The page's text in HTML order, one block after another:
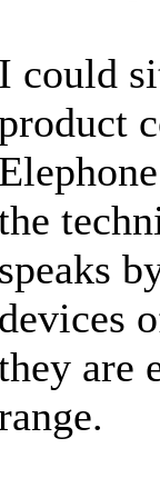
I could
speaks
devices
are